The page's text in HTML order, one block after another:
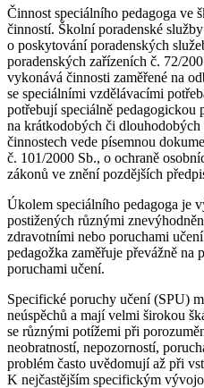
Činnost speciálního pedagoga ve
činností. Školní poradenské
o poskytování poradenských
poradenských zařízeních č. 72/
vykonává činnosti zaměřené na
se speciálními vzdělávacími
potřebují speciálně pedagogickou
na krátkodobých či
činnostech vede písemnou
č. 101/2000 Sb., o ochraně
zákonů ve znění pozdějších
Úkolem speciálního pedagoga je
postižených různými
zdravotními nebo poruchami
pedagožka zaměřuje převážně na
poruchami učení.
Specifické poruchy učení (SPU)
neúspěchů a mají velmi širokou
se různými potížemi při
neobratností, nepozorností,
problém často uvědomují až při
K nejčastějším specifickým